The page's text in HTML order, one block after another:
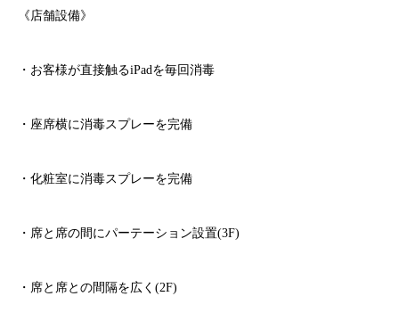
《店舗設備》
・お客様が直接触るiPadを毎回消毒
・座席横に消毒スプレーを完備
・化粧室に消毒スプレーを完備
・席と席の間にパーテーション設置(3F)
・席と席との間隔を広く (2F)